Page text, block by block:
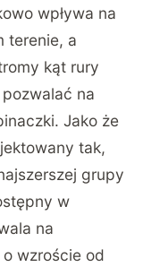
wpływa na
terenie, a
kąt rury
na
Jako że
tak,
grupy
w
na
wzroście od